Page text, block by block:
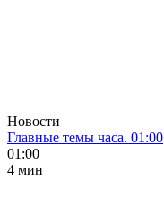
Новости
Главные темы часа. 01:00
01:00
4 мин